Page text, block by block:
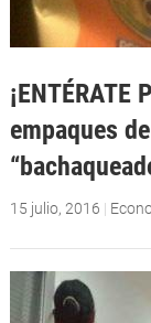
¡ENTÉRATE
empaques
15 julio, 2016 |